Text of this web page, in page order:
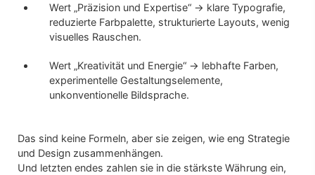
Wert „Präzision und Expertise“ → klare Typografie,
reduzierte Farbpalette, strukturierte Layouts, wenig
visuelles Rauschen.
Wert „Kreativität und Energie“ → lebhafte Farben,
experimentelle Gestaltungselemente,
unkonventionelle Bildsprache.
Das sind keine Formeln, aber sie zeigen, wie eng Strategie
und Design zusammenhängen.
Und letzten endes zahlen sie in die stärkste Währung ein,